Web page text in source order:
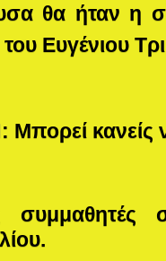
θα ήταν η
του Ευγένιου
: Μπορεί κανείς